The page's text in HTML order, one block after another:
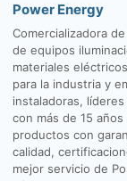
Power Energy
Comercializadora
de equipos
materiales
para la industria y
instaladoras, líderes
con más de 15
productos con
calidad,
mejor servicio de